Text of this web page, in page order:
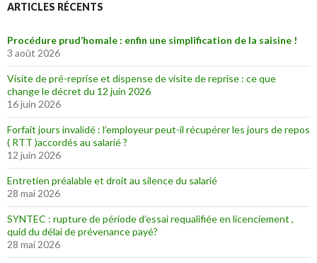
ARTICLES RÉCENTS
Procédure prud’homale : enfin une simplification de la saisine !
3 août 2026
Visite de pré-reprise et dispense de visite de reprise : ce que
change le décret du 12 juin 2026
16 juin 2026
Forfait jours invalidé : l’employeur peut-il récupérer les jours de repos
( RTT )accordés au salarié ?
12 juin 2026
Entretien préalable et droit au silence du salarié
28 mai 2026
SYNTEC : rupture de période d’essai requalifiée en licenciement ,
quid du délai de prévenance payé?
28 mai 2026